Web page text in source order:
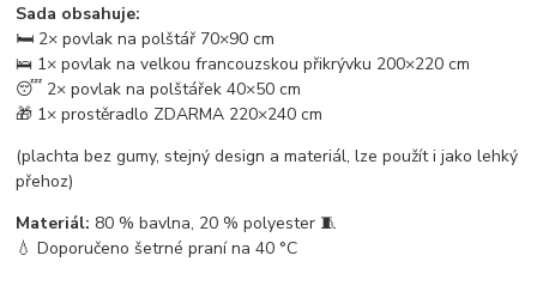
Sada obsahuje:
🛏️ 2× povlak na polštář 70×90 cm
🛌 1× povlak na velkou francouzskou přikrývku 200×220 cm
😴 2× povlak na polštářek 40×50 cm
🎁 1× prostěradlo ZDARMA 220×240 cm
(plachta bez gumy, stejný design a materiál, lze použít i jako lehký
přehoz)
Materiál: 80 % bavlna, 20 % polyester 🧵
💧 Doporučeno šetrné praní na 40 °C